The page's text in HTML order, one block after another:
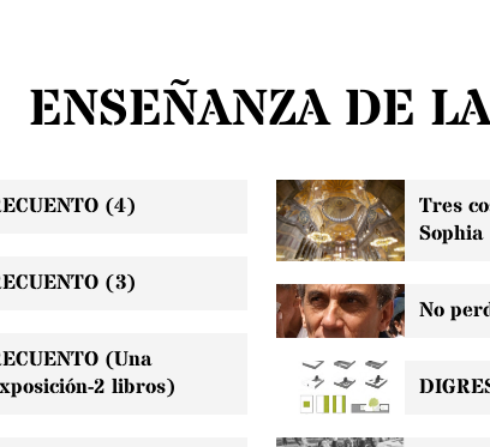
ENSEÑANZA DE
(4)
(3)
(Una
2 libros)
Tres
Sophia
No